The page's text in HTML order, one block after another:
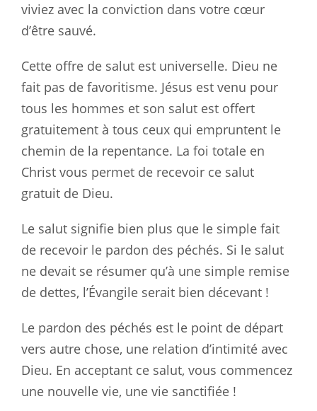
viviez avec la conviction dans votre cœur
d’être sauvé.
Cette offre de salut est universelle. Dieu ne
fait pas de favoritisme. Jésus est venu pour
tous les hommes et son salut est offert
gratuitement à tous ceux qui empruntent le
chemin de la repentance. La foi totale en
Christ vous permet de recevoir ce salut
gratuit de Dieu.
Le salut signifie bien plus que le simple fait
de recevoir le pardon des péchés. Si le salut
ne devait se résumer qu’à une simple remise
de dettes, l’Évangile serait bien décevant !
Le pardon des péchés est le point de départ
vers autre chose, une relation d’intimité avec
Dieu. En acceptant ce salut, vous commencez
une nouvelle vie, une vie sanctifiée !